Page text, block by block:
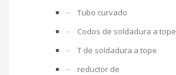
Tubo curvado
Codos de soldadura a tope
T de soldadura a tope
reductor de